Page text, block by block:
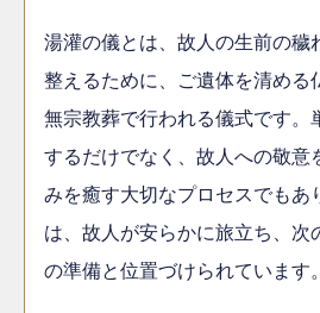
湯灌の儀とは、故人の生前の穢
整えるために、ご遺体を清める
無宗教葬で行われる儀式です。
するだけでなく、故人への敬意
みを癒す大切なプロセスでもあ
は、故人が安らかに旅立ち、次
の準備と位置づけられています。